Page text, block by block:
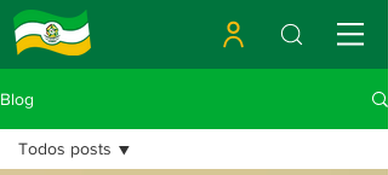
Blog
Todos posts